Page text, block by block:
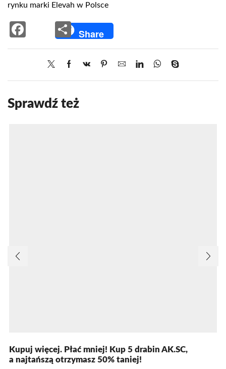
rynku marki Elevah w Polsce
Facebook
Share
Share
Sprawdź też
Kupuj więcej. Płać mniej! Kup 5 drabin AK.SC,
a najtańszą otrzymasz 50% taniej!